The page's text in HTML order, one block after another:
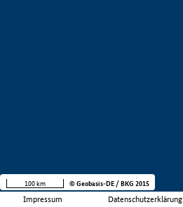
Impressum Datenschutzerklärung
100 km © Geobasis-DE / BKG 2015